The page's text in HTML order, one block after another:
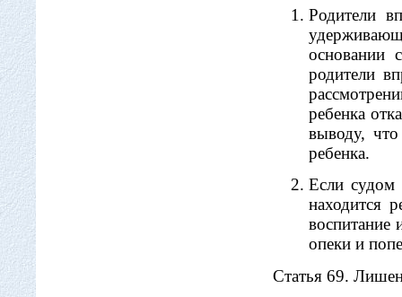
Родители
основании
родители
ребенка
выводу, что
ребенка.
Если судом
находится
воспитание
опеки и
Статья 69.